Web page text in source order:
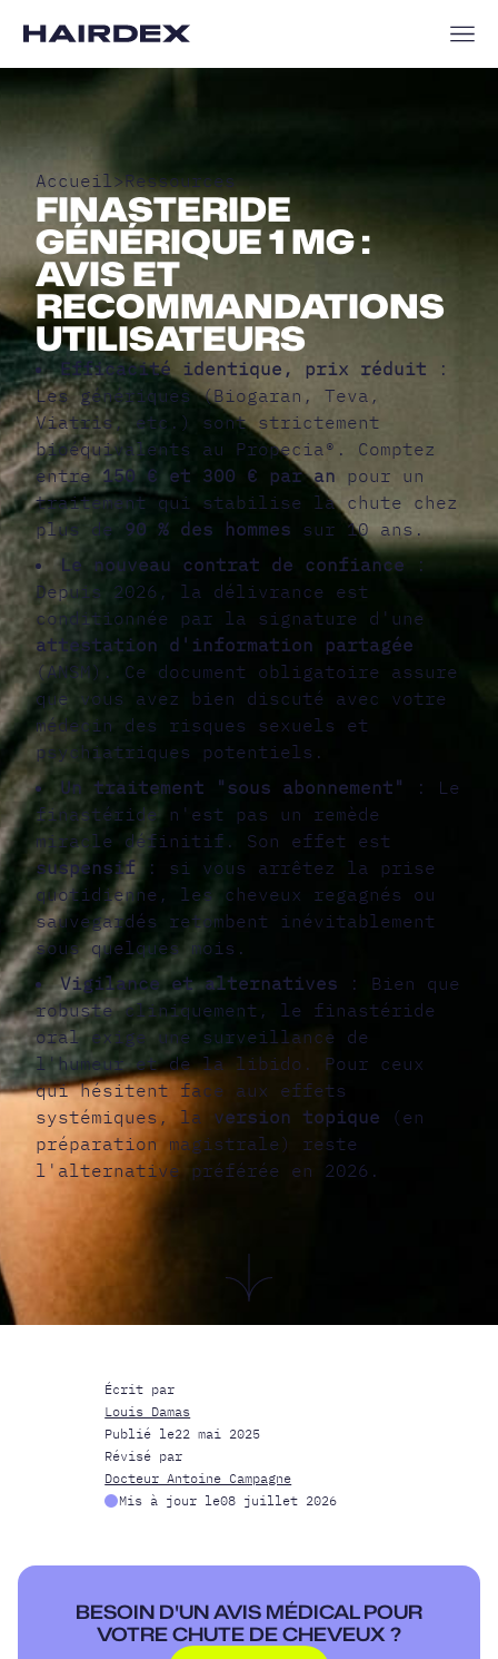
Accueil >Ressources
FINASTERIDE
GÉNÉRIQUE 1 MG :
AVIS ET
RECOMMANDATIONS
UTILISATEURS
Efficacité identique, prix réduit :
Les génériques (Biogaran, Teva,
Viatris, etc.) sont strictement
bioéquivalents au Propecia®. Comptez
entre150 € et 300 € par an pour un
traitement qui stabilise la chute chez
plus de 90 % des hommes sur 10 ans.
Le nouveau contrat de confiance :
Depuis 2026, la délivrance est
conditionnée par la signature d'une
attestation d'information partagée
(ANSM). Ce document obligatoire assure
que vous avez bien discuté avec votre
médecin des risques sexuels et
psychiatriques potentiels.
Un traitement "sous abonnement"
: Le
finastéride n'est pas un remède
miracle définitif. Son effet est
suspensif: si vous arrêtez la prise
quotidienne, les cheveux regagnés ou
sauvegardés retombent inévitablement
sous quelques mois.
Vigilance et alternatives : Bien que
robuste cliniquement, le finastéride
oral exige une surveillance de
l'humeur et de la libido. Pour ceux
qui hésitent face aux effets
systémiques, la version topique (en
préparation magistrale) reste
l'alternative préférée en 2026.
Écrit par
Louis Damas
Publié le22 mai 2025
Révisé par
Docteur Antoine Campagne
Mis à jour le08 juillet 2026
BESOIN D'UN AVIS MÉDICAL POUR
VOTRE CHUTE DE CHEVEUX ?